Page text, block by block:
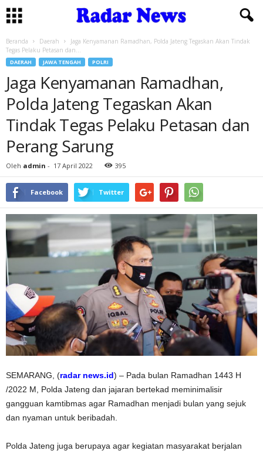
Beranda Daerah
Jaga Kenyamanan Ramadhan, Polda Jateng Tegaskan Akan Tindak
Tegas Pelaku Petasan dan...
DAERAH JAWA TENGAH POLRI
Jaga Kenyamanan Ramadhan,
Polda Jateng Tegaskan Akan
Tindak Tegas Pelaku Petasan dan
Perang Sarung
Oleh admin - 17 April 2022 395
Facebook Twitter
SEMARANG, (radar news.id) – Pada bulan Ramadhan 1443 H
/2022 M, Polda Jateng dan jajaran bertekad meminimalisir
gangguan kamtibmas agar Ramadhan menjadi bulan yang sejuk
dan nyaman untuk beribadah.
Polda Jateng juga berupaya agar kegiatan masyarakat berjalan